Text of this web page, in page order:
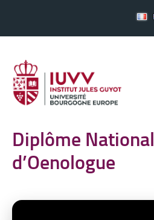
Diplôme National
d’Oenologue